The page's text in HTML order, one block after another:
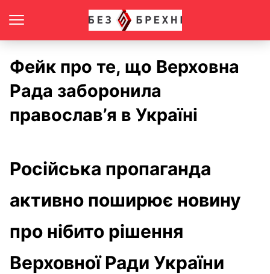
Фейк про те, що Верховна
Рада заборонила
православ’я в Україні
Російська пропаганда
активно поширює новину
про нібито рішення
Верховної Ради України